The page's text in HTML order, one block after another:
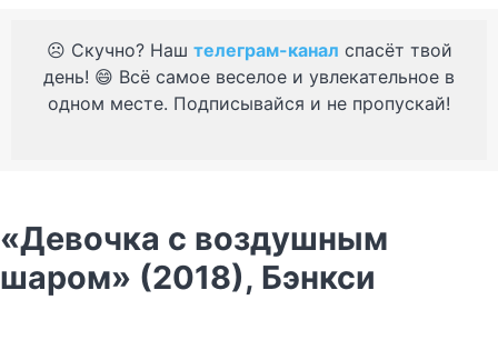
☹️ Скучно? Наш телеграм-канал спасёт твой
день! 😄 Всё самое веселое и увлекательное в
одном месте. Подписывайся и не пропускай!
«Девочка с воздушным
шаром» (2018), Бэнкси